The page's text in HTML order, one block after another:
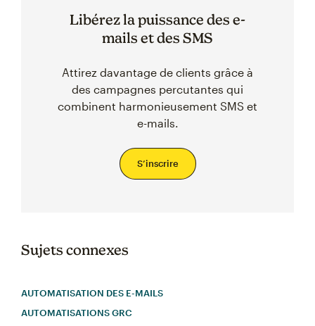
Libérez la puissance des e-
mails et des SMS
Attirez davantage de clients grâce à
des campagnes percutantes qui
combinent harmonieusement SMS et
e-mails.
S’inscrire
Sujets connexes
AUTOMATISATION DES E-MAILS
AUTOMATISATIONS GRC